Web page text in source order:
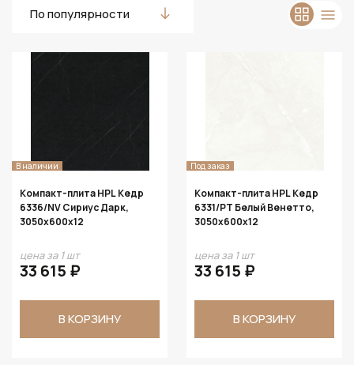
По популярности
В наличии
Компакт-плита HPL Кедр
6336/NV Сириус Дарк,
3050х600х12
цена за 1 шт
33 615 ₽
В КОРЗИНУ
Под заказ
Компакт-плита HPL Кедр
6331/PT Белый Венетто,
3050х600х12
цена за 1 шт
33 615 ₽
В КОРЗИНУ